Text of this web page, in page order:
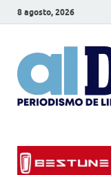
8 agosto, 2026